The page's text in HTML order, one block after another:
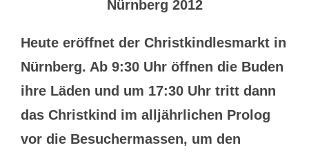
Heute eröffnet der Christkindlesmarkt in
Nürnberg. Ab 9:30 Uhr öffnen die Buden
ihre Läden und um 17:30 Uhr tritt dann
das Christkind im alljährlichen Prolog
vor die Besuchermassen, um den